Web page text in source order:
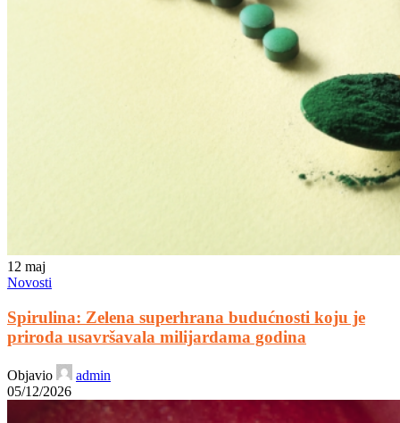
12 maj
Novosti
Spirulina: Zelena superhrana budućnosti koju je
priroda usavršavala milijardama godina
Objavio
admin
05/12/2026